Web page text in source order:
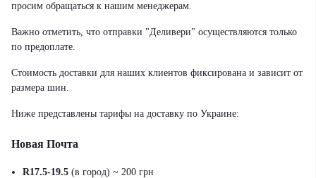
просим обращаться к нашим менеджерам.
Важно отметить, что отправки "Деливери" осуществляются только
по предоплате.
Стоимость доставки для наших клиентов фиксирована и зависит от
размера шин.
Ниже представлены тарифы на доставку по Украине:
Новая Почта
R17.5-19.5 (в город) ~ 200 грн